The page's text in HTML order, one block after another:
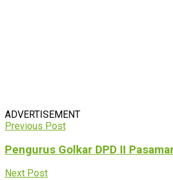
ADVERTISEMENT
Previous Post
Pengurus Golkar DPD II
Next Post